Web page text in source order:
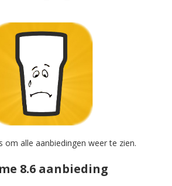
alle aanbiedingen weer te zien.
8.6 aanbieding